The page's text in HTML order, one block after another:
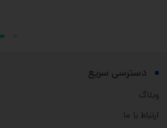
دسترسی سریع
وبلاگ
ارتباط با ما